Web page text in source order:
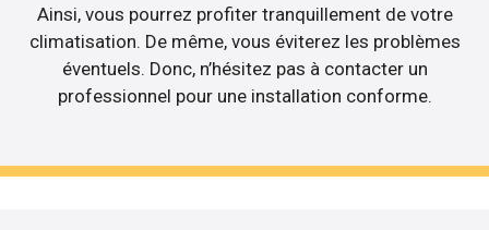
Ainsi, vous pourrez profiter tranquillement de votre
climatisation. De même, vous éviterez les problèmes
éventuels. Donc, n’hésitez pas à contacter un
professionnel pour une installation conforme.